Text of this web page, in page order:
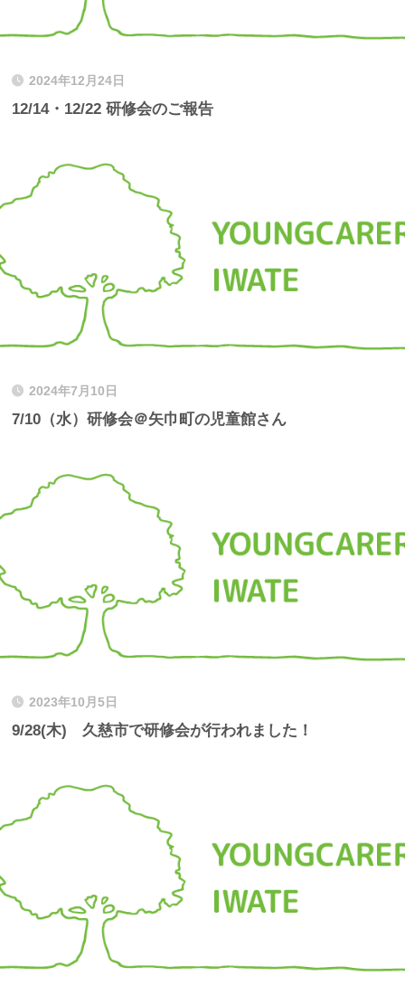
2024年12月24日
12/14・12/22 研修会のご報告
2024年7月10日
7/10（水）研修会＠矢巾町の児童館さん
2023年10月5日
9/28(木) 久慈市で研修会が行われました！